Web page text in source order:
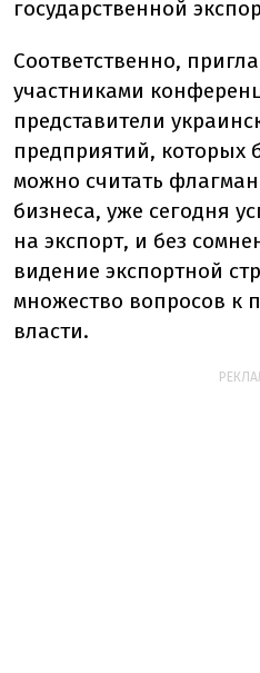
государственной
Соответственно,
участниками
представители
предприятий, которых
можно считать
бизнеса, уже сегодня
на экспорт, и без
видение экспортной
множество вопросов к
власти.